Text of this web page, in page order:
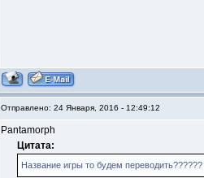
Отправлено: 24 Января, 2016 - 12:49:12
Pantamorph
Цитата:
Название игры то будем